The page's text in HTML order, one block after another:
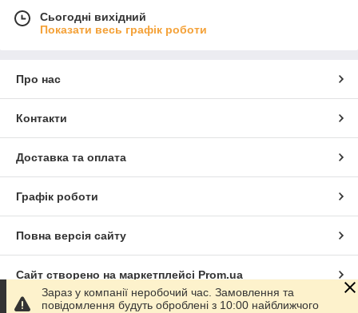
Сьогодні вихідний
Показати весь графік роботи
Про нас
Контакти
Доставка та оплата
Графік роботи
Повна версія сайту
Сайт створено на маркетплейсі Prom.ua
Зараз у компанії неробочий час. Замовлення та
повідомлення будуть оброблені з 10:00 найближчого